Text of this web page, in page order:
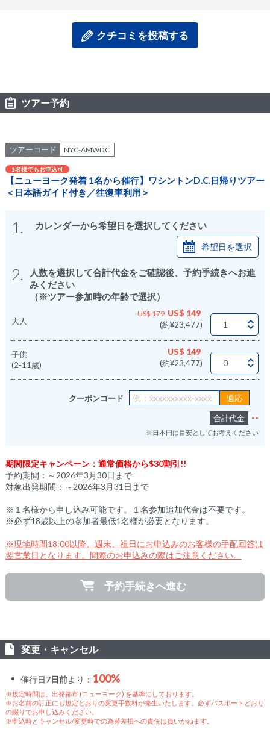
物館と比較したい方はそちら，のようにすることもできるようで
す．その場合には，事前に少し学習が必要ですね．いずれにせよ，
一日過ごすには大変楽しく有意義な小旅行でした．
クチコミを投稿する
ツアー予約
ツアーコード NYC-AMWDC
1名様でもお申込可
【ニューヨーク発着 1名から催行】ワシントンD.C.日帰りツアー
＜日本語ガイド付き／往復車利用＞
1. カレンダーから希望日を選択してください
希望日を選択
2.
人数を選択して合計代金をご確認後、予約手続きへお進
みください
（※ツアー参加時の年齢で選択）
大人
US$ 179 US$ 149
(約¥23,477)
子供
(2-11歳)
US$ 149
(約¥23,477)
クーポンコード
合計代金 --
※日本円は目安としてお考えください
期間限定キャンペーン：通常価格から$30割引!!
予約期間：～2026年3月30日まで
対象出発期間：～2026年3月31日まで
※１名様から申し込み可能です。１名参加追加代金は不要です。
※必ず18歳以上の参加者最低1名様が必要となります。
※現地時間18:00以降、週末、祝日にお申込みのお客様の手配回答は
翌営業日となります。間際のお申込みの際はご注意ください。
予約手続きへ進む
変更・キャンセル
催行日7日前より： 100%
※規定時間は、出発都市 (ニューヨーク) を基準にしております。
※お名前の訂正にも規定どおりの変更手数料が発生いたします。必ずパスポートどおり
の綴りでお申し込みください。
※申込時とキャンセル/変更時での為替差損への責任は負いかねます。